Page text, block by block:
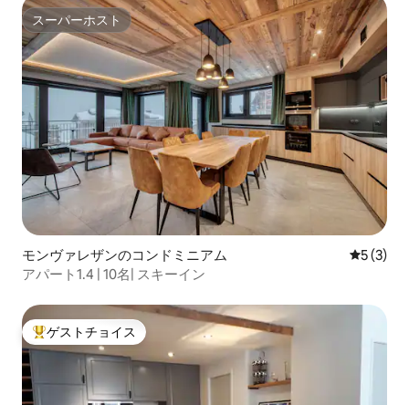
スーパーホスト
スーパーホスト
モンヴァレザンのコンドミニアム レビュー
5 (3)
アパート1.4 | 10名| スキーイン
大好評のゲストチョイスです。
ゲストチョイス